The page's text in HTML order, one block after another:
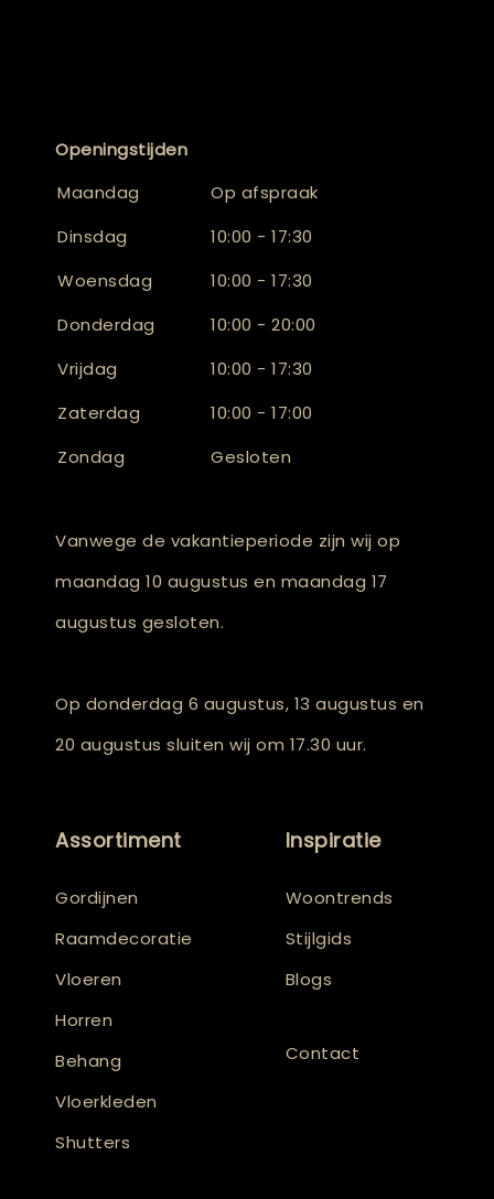
Openingstijden
Maandag
Op afspraak
Dinsdag
10:00 - 17:30
Woensdag
10:00 - 17:30
Donderdag
10:00 - 20:00
Vrijdag
10:00 - 17:30
Zaterdag
10:00 - 17:00
Zondag
Gesloten
Vanwege de vakantieperiode zijn wij op
maandag 10 augustus en maandag 17
augustus gesloten.
Op donderdag 6 augustus, 13 augustus en
20 augustus sluiten wij om 17.30 uur.
Assortiment
Gordijnen
Raamdecoratie
Vloeren
Horren
Behang
Vloerkleden
Shutters
Inspiratie
Woontrends
Stijlgids
Blogs
Contact